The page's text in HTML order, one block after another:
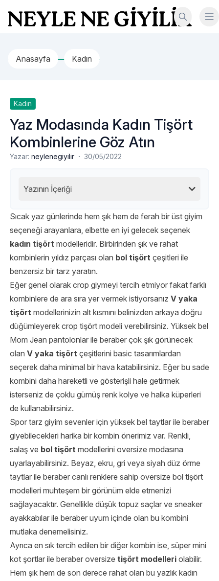
Neyle Ne Giyilir
Anasayfa Kadın
Kadın
Yaz Modasında Kadın Tişört
Kombinlerine Göz Atın
Yazar: neylenegiyilir · 30/05/2022
Yazının İçeriği
Sıcak yaz günlerinde hem şık hem de ferah bir üst giyim
seçeneği arayanlara, elbette en iyi gelecek seçenek
kadın tişört modelleridir. Birbirinden şık ve rahat
kombinlerin yıldız parçası olan bol tişört çeşitleri ile
benzersiz bir tarz yaratın.
Eğer genel olarak crop giymeyi tercih etmiyor fakat farklı
kombinlere de ara sıra yer vermek istiyorsanız V yaka
tişört modellerinizin alt kısmını belinizden arkaya doğru
düğümleyerek crop tişört modeli verebilirsiniz. Yüksek bel
Mom Jean pantolonlar ile beraber çok şık görünecek
olan V yaka tişört çeşitlerini basic tasarımlardan
seçerek daha minimal bir hava katabilirsiniz. Eğer bu sade
kombini daha hareketli ve gösterişli hale getirmek
isterseniz de çoklu gümüş renk kolye ve halka küperleri
de kullanabilirsiniz.
Spor tarz giyim sevenler için yüksek bel taytlar ile beraber
giyebilecekleri harika bir kombin önerimiz var. Renkli,
salaş ve bol tişört modellerini oversize modasına
uyarlayabilirsiniz. Beyaz, ekru, gri veya siyah düz örme
taytlar ile beraber canlı renklere sahip oversize bol tişört
modelleri muhteşem bir görünüm elde etmenizi
sağlayacaktır. Genellikle düşük topuz saçlar ve sneaker
ayakkabılar ile beraber uyum içinde olan bu kombini
mutlaka denemelisiniz.
Ayrıca en sık tercih edilen bir diğer kombin ise, süper mini
kot şortlar ile beraber oversize tişört modelleri olabilir.
Hem şık hem de son derece rahat olan bu yazlık kadın